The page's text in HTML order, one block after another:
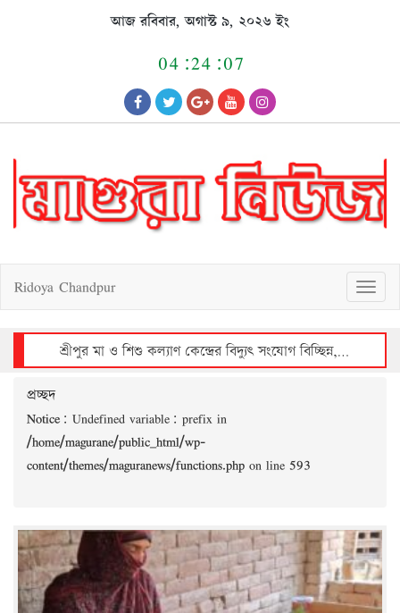
আজ রবিবার, অগাস্ট ৯, ২০২৬ ইং
04:24:07
T
o
g
g
l
a
t
Ridoya Chandpur
শ্রীপুর মা ও শিশু কল্যাণ কেন্দ্রের বিদ্যুৎ সংযোগ বিচ্ছিন্ন, রোগীদের দুর্ভোগ
প্রচ্ছদ
Notice : Undefined variable: prefix in
/home/magurane/public_html/wp-
content/themes/maguranews/functions.php on line 593